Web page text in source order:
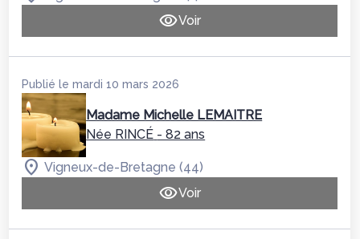
Voir
Publié le mardi 10 mars 2026
Madame Michelle LEMAITRE
Née RINCÉ - 82 ans
Vigneux-de-Bretagne (44)
Voir